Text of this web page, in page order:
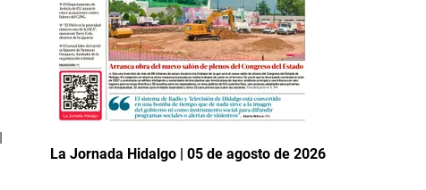
La Jornada Hidalgo | 05 de agosto de 2026